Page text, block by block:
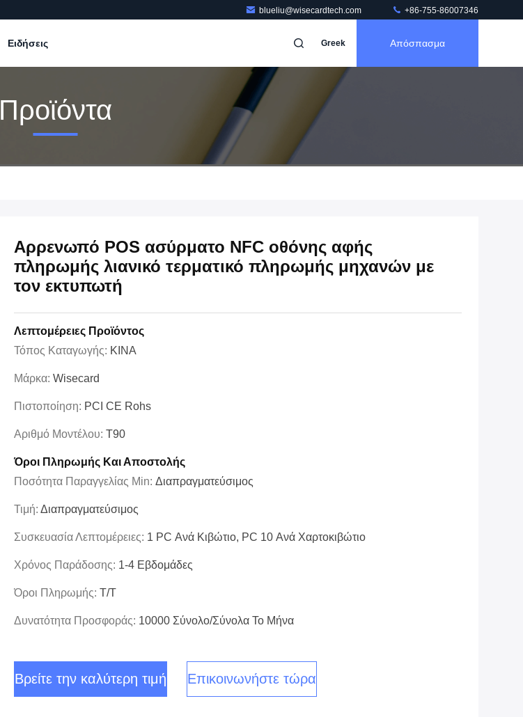
blueliu@wisecardtech.com +86-755-86007346
Ειδήσεις Greek Απόσπασμα
Προϊόντα
Αρρενωπό POS ασύρματο NFC οθόνης αφής
πληρωμής λιανικό τερματικό πληρωμής μηχανών με
τον εκτυπωτή
Λεπτομέρειες Προϊόντος
Τόπος Καταγωγής: ΚΙΝΑ
Μάρκα: Wisecard
Πιστοποίηση: PCI CE Rohs
Αριθμό Μοντέλου: T90
Όροι Πληρωμής Και Αποστολής
Ποσότητα Παραγγελίας Min: Διαπραγματεύσιμος
Τιμή: Διαπραγματεύσιμος
Συσκευασία Λεπτομέρειες: 1 PC Ανά Κιβώτιο, PC 10 Ανά Χαρτοκιβώτιο
Χρόνος Παράδοσης: 1-4 Εβδομάδες
Όροι Πληρωμής: T/T
Δυνατότητα Προσφοράς: 10000 Σύνολο/σύνολα Το Μήνα
Βρείτε την καλύτερη τιμή Επικοινωνήστε τώρα